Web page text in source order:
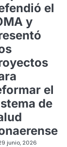
el
y
el
de
junio, 2026